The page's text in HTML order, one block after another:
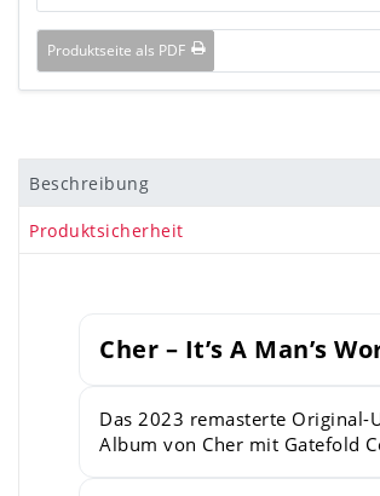
Produktseite als PDF
Beschreibung
Produktsicherheit
Cher – It’s A Man’s
Das 2023 remasterte Original-
Album von Cher mit Gatefold